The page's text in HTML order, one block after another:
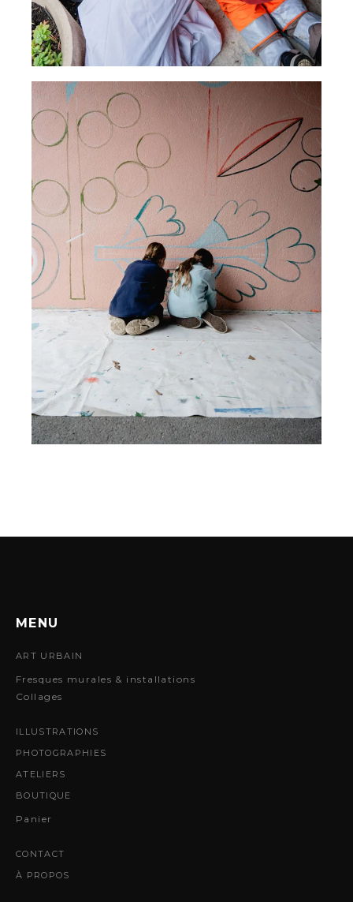
MENU
ART URBAIN
Fresques murales & installations
Collages
ILLUSTRATIONS
PHOTOGRAPHIES
ATELIERS
BOUTIQUE
Panier
CONTACT
À PROPOS